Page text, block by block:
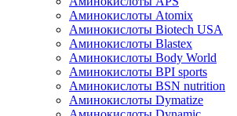
Аминокислоты Atomix
Аминокислоты Biotech USA
Аминокислоты Blastex
Аминокислоты Body World
Аминокислоты BPI sports
Аминокислоты BSN nutrition
Аминокислоты Dymatize